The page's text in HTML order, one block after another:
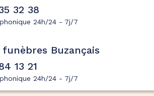
32 38
24h/24 - 7j/7
funèbres Buzançais
13 21
24h/24 - 7j/7